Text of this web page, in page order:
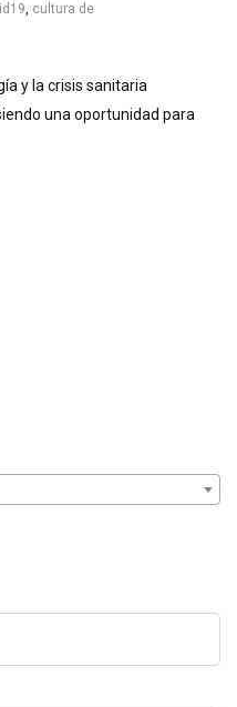
, cultura de
y la crisis sanitaria
una oportunidad para